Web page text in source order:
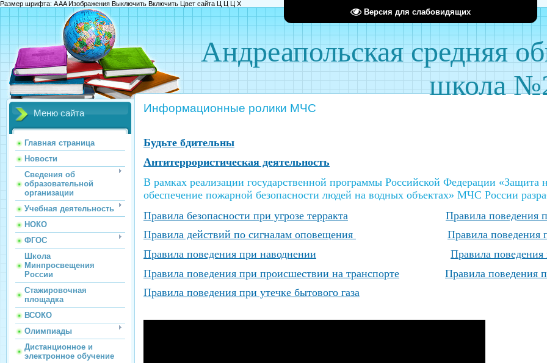
Версия для слабовидящих
Размер шрифта: AAAИзображения Выключить Включить Цвет сайта Ц Ц Ц Х
Андреапольская средняя
школа
Меню сайта
Главная страница
Новости
Сведения об
образовательной
организации
Учебная деятельность
НОКО
ФГОС
Школа
Минпросвещения
России
Стажировочная
площадка
ВСОКО
Олимпиады
Дистанционное и
электронное обучение
Информационные ролики МЧС
Будьте бдительны
Антитеррористическая деятельность
В рамках реализации государственной программы Российской Федерации «Защита
обеспечение пожарной безопасности людей на водных объектах» МЧС России
Правила безопасности при угрозе терракта
Правила поведения
Правила действий по сигналам оповещения
Правила поведения
Правила поведения при наводнении
Правила
Правила поведения при происшествии на транспорте
Правила поведения
Правила поведения при утечке бытового газа